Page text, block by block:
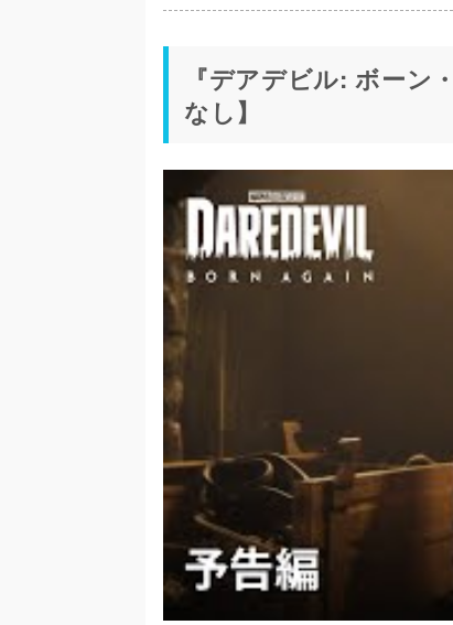
『デアデビル: ボーン
なし】